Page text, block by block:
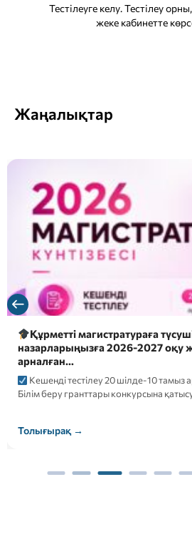
Тестілеуге келу. Тестілеу
жеке кабинетте
Жаңалықтар
Құрметті магистратураға
назарларыңызға 2026-2027 оқу
арналған…
Кешенді тестілеу 20 шілде-10 тамыз
Білім беру гранттары конкурсына
Толығырақ →